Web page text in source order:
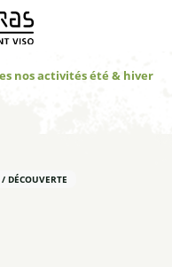
nos activités été & hiver
DÉCOUVERTE